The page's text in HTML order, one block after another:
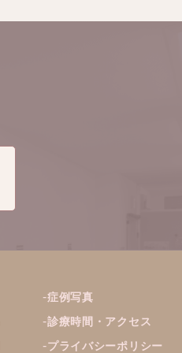
症例写真
診療時間・アクセス
プライバシーポリシー